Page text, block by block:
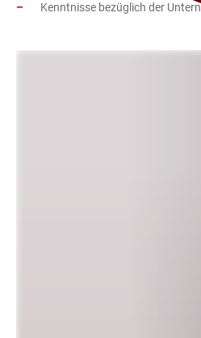
Kenntnisse bezüglich der